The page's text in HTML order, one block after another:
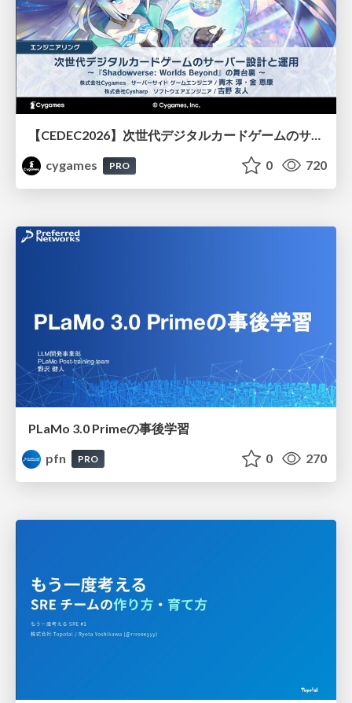
【CEDEC2026】次世代デジタルカードゲームのサーバー設計と運用 〜『Shadowverse: Worlds Beyond』の舞台裏～
cygames
PRO 0 720
PLaMo 3.0 Primeの事後学習
pfn
PRO 0 270